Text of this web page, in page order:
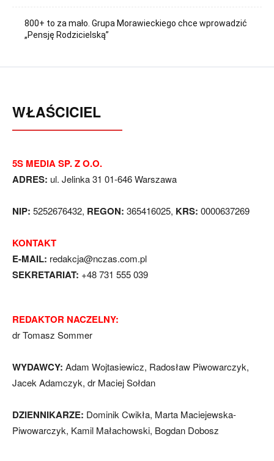
800+ to za mało. Grupa Morawieckiego chce wprowadzić
„Pensję Rodzicielską”
WŁAŚCICIEL
5S MEDIA SP. Z O.O.
ADRES: ul. Jelinka 31 01-646 Warszawa
NIP: 5252676432, REGON: 365416025, KRS: 0000637269
KONTAKT
E-MAIL: redakcja@nczas.com.pl
SEKRETARIAT: +48 731 555 039
REDAKTOR NACZELNY:
dr Tomasz Sommer
WYDAWCY: Adam Wojtasiewicz, Radosław Piwowarczyk,
Jacek Adamczyk, dr Maciej Sołdan
DZIENNIKARZE: Dominik Cwikła, Marta Maciejewska-
Piwowarczyk, Kamil Małachowski, Bogdan Dobosz